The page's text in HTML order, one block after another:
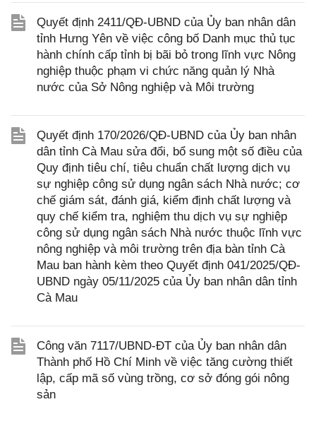
Quyết định 2411/QĐ-UBND của Ủy ban nhân dân
tỉnh Hưng Yên về việc công bố Danh mục thủ tục
hành chính cấp tỉnh bị bãi bỏ trong lĩnh vực Nông
nghiệp thuộc phạm vi chức năng quản lý Nhà
nước của Sở Nông nghiệp và Môi trường
Quyết định 170/2026/QĐ-UBND của Ủy ban nhân
dân tỉnh Cà Mau sửa đổi, bổ sung một số điều của
Quy định tiêu chí, tiêu chuẩn chất lượng dịch vụ
sự nghiệp công sử dụng ngân sách Nhà nước; cơ
chế giám sát, đánh giá, kiểm định chất lượng và
quy chế kiểm tra, nghiệm thu dịch vụ sự nghiệp
công sử dụng ngân sách Nhà nước thuộc lĩnh vực
nông nghiệp và môi trường trên địa bàn tỉnh Cà
Mau ban hành kèm theo Quyết định 041/2025/QĐ-
UBND ngày 05/11/2025 của Ủy ban nhân dân tỉnh
Cà Mau
Công văn 7117/UBND-ĐT của Ủy ban nhân dân
Thành phố Hồ Chí Minh về việc tăng cường thiết
lập, cấp mã số vùng trồng, cơ sở đóng gói nông
sản